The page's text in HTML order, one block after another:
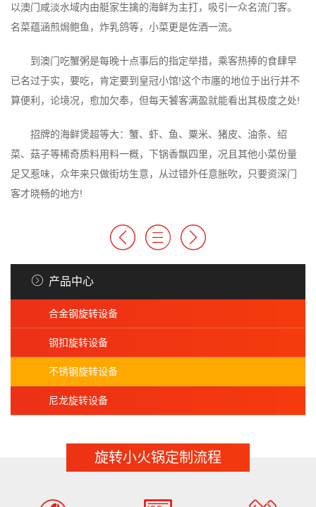
以澳门咸淡水域内由艇家生擒的海鲜为主打，吸引一众名流门客。
名菜蕴涵煎焗鲍鱼，炸乳鸽等，小菜更是佐酒一流。
到澳门吃蟹粥是每晚十点事后的指定举措，乘客热捧的食肆早
已名过于实，要吃，肯定要到皇冠小馆!这个市廛的地位于出行并不
算便利，论境况，愈加欠奉，但每天饕客满盈就能看出其极度之处!
招牌的海鲜煲超等大：蟹、虾、鱼、粟米、猪皮、油条、绍
菜、菇子等稀奇质料用料一概，下锅香飘四里，况且其他小菜份量
足又惹味，众年来只做街坊生意，从过错外任意胀吹，只要资深门
客才晓畅的地方!
产品中心
合金钢旋转设备
钢扣旋转设备
不锈钢旋转设备
尼龙旋转设备
旋转小火锅定制流程